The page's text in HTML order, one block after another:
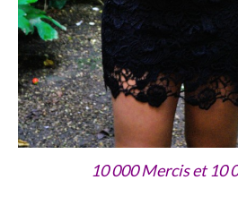
10 000 Mercis et 10